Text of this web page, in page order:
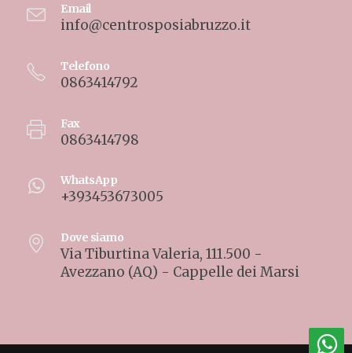
Email
info@centrosposiabruzzo.it
Telefono
0863414792
Fax
0863414798
WhatsApp
+393453673005
Dove siamo
Via Tiburtina Valeria, 111.500 -
Avezzano (AQ) - Cappelle dei Marsi